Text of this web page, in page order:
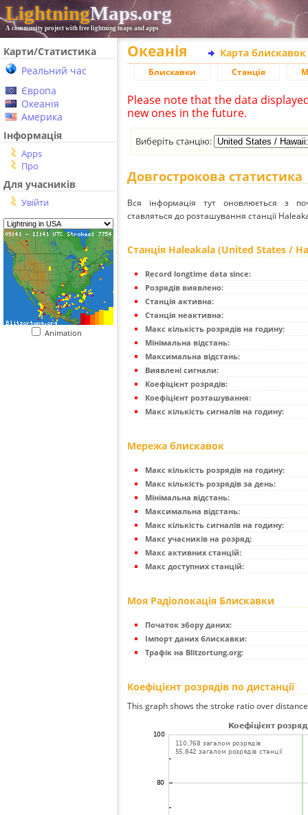
LightningMaps.org
A community project with free lightning maps and apps
Карти/Статистика
Реальний час
Європа
Океанія
Америка
Інформація
Apps
Про
Для учасників
Увійти
Animation
Океанія Карта
Блискавки Станція
Please note that the data
new ones in the future.
Виберіть станцію:
Довгострокова статистика
Вся інформація тут оновлюється з
ставляться до розташування станції
Станція Haleakala (United States /
Record longtime data since:
Розрядів виявлено:
Станція активна:
Станція неактивна:
Макс кількість розрядів на годину:
Мінімальна відстань:
Максимальна відстань:
Виявлені сигнали:
Коефіцієнт розрядів:
Коефіцієнт розташування:
Макс кількість сигналів на годину:
Мережа блискавок
Макс кількість розрядів на годину:
Макс кількість розрядів за день:
Мінімальна відстань:
Максимальна відстань:
Макс кількість сигналів на годину:
Макс учасників на розряд:
Макс активних станцій:
Макс доступних станцій:
Моя Радіолокація Блискавки
Початок збору даних:
Імпорт даних блискавки:
Трафік на Blitzortung.org:
Коефіцієнт розрядів по дистанції
This graph shows the stroke ratio over